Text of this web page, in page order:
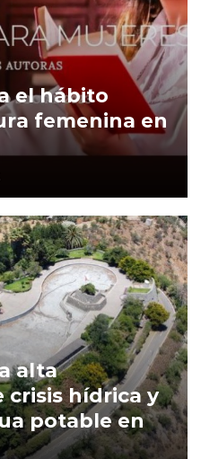
el hábito
femenina en
alta
crisis hídrica y
potable en